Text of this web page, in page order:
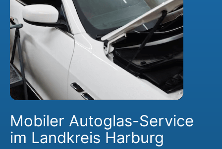
Mobiler Autoglas-Service
im Landkreis Harburg